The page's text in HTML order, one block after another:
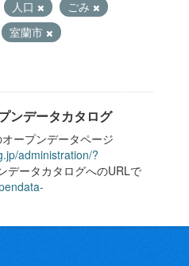
人口
ごみ
室蘭市
ンデータカタログ
ープンデータページ
administration/?
データカタログへのURLで